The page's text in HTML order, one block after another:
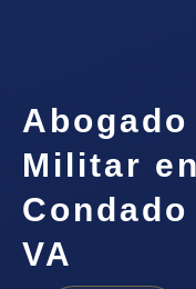
Militar
VA